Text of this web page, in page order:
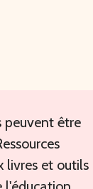
peuvent être
livres et outils